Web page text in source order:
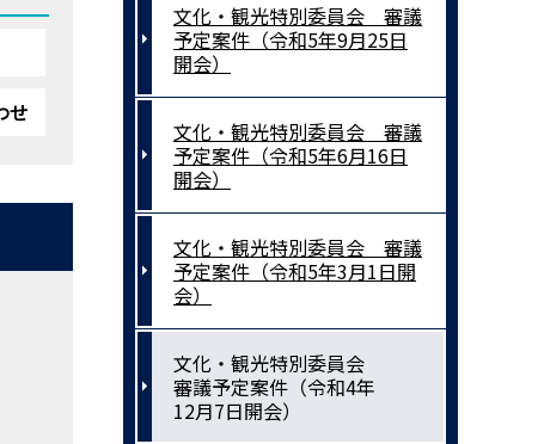
せ
文化・観光特別委員会 審議
予定案件（令和5年9月25日
開会）
文化・観光特別委員会 審議
予定案件（令和5年6月16日
開会）
文化・観光特別委員会 審議
予定案件（令和5年3月1日開
会）
文化・観光特別委員会
審議予定案件（令和4年
12月7日開会）